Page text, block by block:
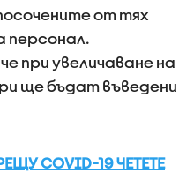
от тях
персонал.
при увеличаване на
ще бъдат въведени
COVID-19 ЧЕТЕТЕ